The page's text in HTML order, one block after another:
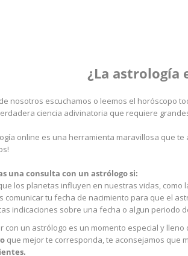
¿La astrología
nosotros escuchamos o leemos el horóscopo
ciencia adivinatoria que requiere
online es una herramienta maravillosa que
una consulta con un astrólogo si:
los planetas influyen en nuestras vidas, como
comunicar tu fecha de nacimiento para que el
indicaciones sobre una fecha o algun periodo
con un astrólogo es un momento especial y
que mejor te corresponda, te aconsejamos que